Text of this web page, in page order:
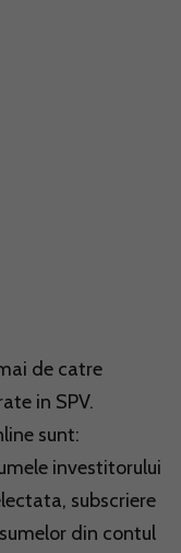
de catre
in SPV.
sunt:
investitorului
subscriere
din contul